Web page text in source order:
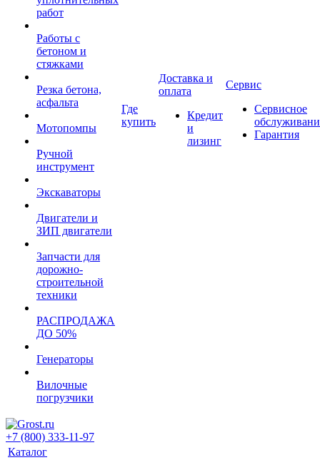
работ
Работы с
бетоном и
стяжками
Резка бетона,
асфальта
Мотопомпы
Ручной
инструмент
Экскаваторы
Двигатели и
ЗИП двигатели
Запчасти для
дорожно-
строительной
техники
РАСПРОДАЖА
ДО 50%
Генераторы
Вилочные
погрузчики
Где
купить
Доставка и
оплата
Кредит
и
лизинг
Сервис
Сервисное
Гарантия
+7 (800) 333-11-97
Каталог